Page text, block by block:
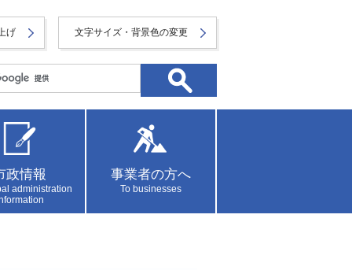
げ 文字サイズ・背景色の変更
政情報
administration
事業者の方へ
To businesses